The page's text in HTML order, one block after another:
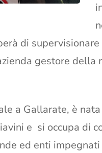
di
gestore
a Gallarate, è
e si occupa di
ed enti